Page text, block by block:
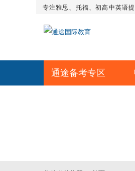
专注雅思、托福、初高中英语
通途备考专区